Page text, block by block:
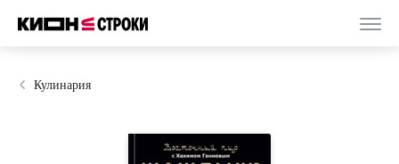
Кулинария